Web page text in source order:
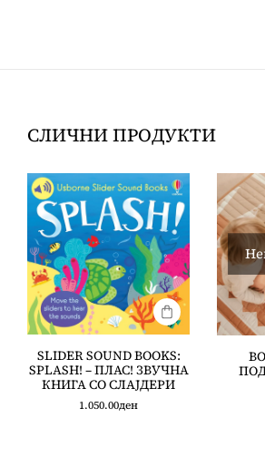
СЛИЧНИ ПРОДУКТИ
SLIDER SOUND BOOKS:
SPLASH! – ПЛАС! ЗВУЧНА
КНИГА СО СЛАЈДЕРИ
1.050.00ден